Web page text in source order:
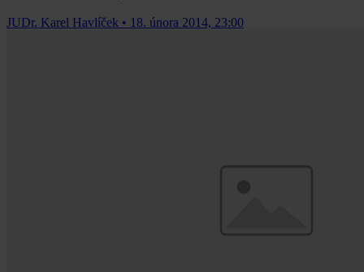
JUDr. Karel Havlíček • 18. února 2014, 23:00